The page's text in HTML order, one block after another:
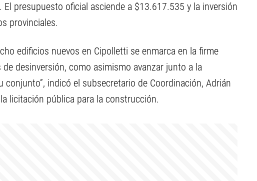
presupuesto oficial asciende a $13.617.535 y la inversión
provinciales.
edificios nuevos en Cipolletti se enmarca en la firme
desinversión, como asimismo avanzar junto a la
indicó el subsecretario de Coordinación, Adrián
licitación pública para la construcción.